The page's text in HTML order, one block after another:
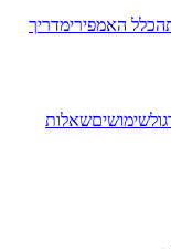
הכלל האמפירימדריך
שימושיםשאלות